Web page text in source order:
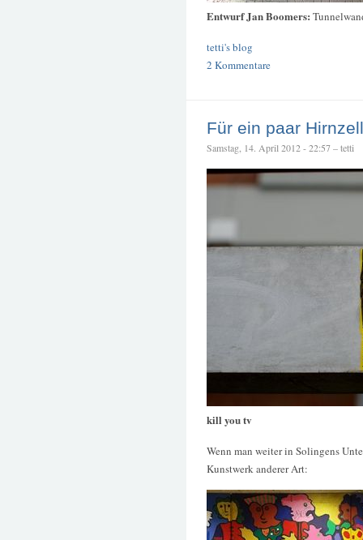
Entwurf Jan Boomers:
tetti's blog
2 Kommentare
Für ein paar
Samstag, 14. April 2012 - 22:57 – tetti
kill you tv
Wenn man weiter in Solingens
Kunstwerk anderer Art: